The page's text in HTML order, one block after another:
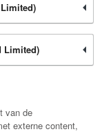
Limited)
van de
externe content,